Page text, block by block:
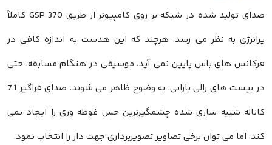
صدای تولید شده در شبکه بر روی کامپیوتر از طریق GSP 370 کاملاً
پرانرژی به نظر می رسد، هرچند که این هدست به اندازه کافی در
فرکانس های باس پایین نمی آید. موسیقی در هنگام مسابقه، حتی
در پیست های رالی بارانی، به وضوح ظاهر می شوند. صدای فراگیر 7.1
کاناله شبیه سازی شده چشمگیرترین حس غوطه وری را ایجاد نمی
کند، اما می توان برخی تصاویر تصویربرداری جهت دار را انتخاب نمود.